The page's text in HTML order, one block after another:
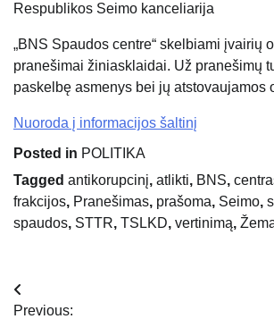
Respublikos Seimo kanceliarija
„BNS Spaudos centre“ skelbiami įvairių
pranešimai žiniasklaidai. Už pranešimų
paskelbę asmenys bei jų atstovaujamos
Nuoroda į informacijos šaltinį
Posted in POLITIKA
Tagged antikorupcinį, atlikti, BNS,
frakcijos, Pranešimas, prašoma, Seimo,
spaudos, STTR, TSLKD, vertinimą,
Navigacija
Previous: